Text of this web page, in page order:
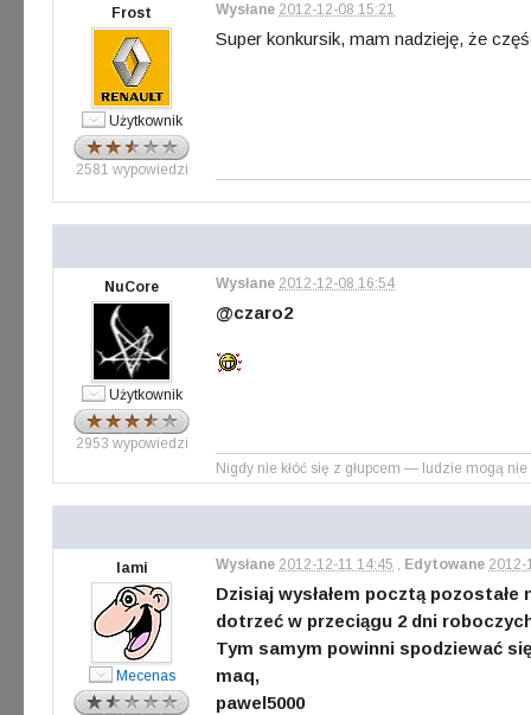
Frost
Użytkownik
2581 wypowiedzi
Wysłane 2012-12-08 15:21
Super konkursik, mam nadzieję, że
NuCore
Użytkownik
2953 wypowiedzi
Wysłane 2012-12-08 16:54
@czaro2
Nigdy nie kłóć się z głupcem — ludzie mogą
lami
Mecenas
Wysłane 2012-12-11 14:45 , Edytowane 2012-
Dzisiaj wysłałem pocztą
dotrzeć w przeciągu 2 dni
Tym samym powinni spodziewać
maq,
pawel5000